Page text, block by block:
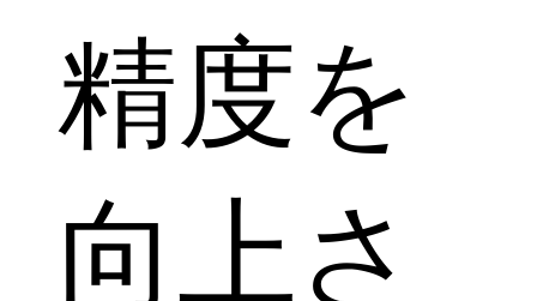
精度を
向上さ